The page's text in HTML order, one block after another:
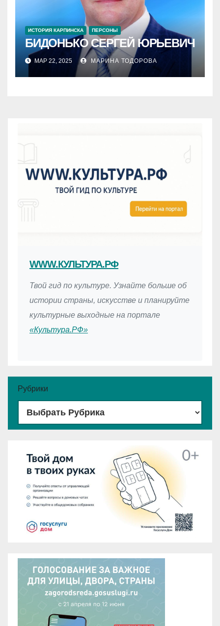
WWW.КУЛЬТУРА.РФ
Твой гид по культуре. Узнайте больше об
истории страны, искусстве и планируйте
культурные выходные на портале
«Культура.РФ»
Рубрики
ИСТОРИЯ КАРПИНСКА ПЕРСОНЫ
БИДОНЬКО СЕРГЕЙ ЮРЬЕВИЧ
МАР 22, 2025 МАРИНА ТОДОРОВА